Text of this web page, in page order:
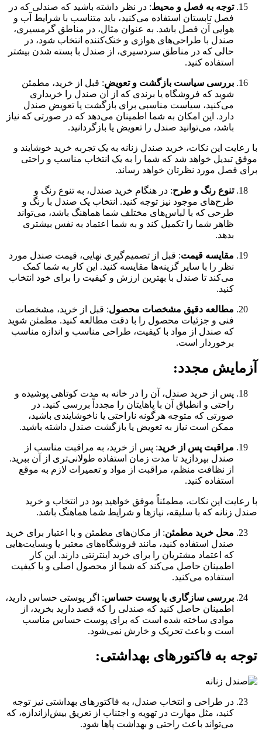
توجه به فصل و محیط: در نظر داشته باشید که صندلی که در
فصل تابستان استفاده می‌کنید، باید متناسب با شرایط آب و
هوایی آن فصل باشد. به عنوان مثال، در مناطق گرمسیری،
صندل با طراحی‌های هوازی و خنک‌کننده انتخاب شود، در
حالی که در مناطق سردسیری، از صندل با بسته شدن بیشتر
استفاده کنید.
بررسی سیاست بازگشت و تعویض: قبل از خرید، مطمئن
شوید که فروشگاه یا برندی که از آن صندل را خریداری
می‌کنید، سیاست مناسبی برای بازگشت یا تعویض صندل
دارد. این امکان به شما اطمینان می‌دهد که در صورتی که نیاز
باشد، می‌توانید صندل را تعویض یا بازگردانید.
با رعایت این نکات، خرید صندل زنانه به یک تجربه خرید خوشایند و
موفق تبدیل خواهد شد که شما را به یک انتخاب مناسب و راحتی
برای فصل مورد نظرتان خواهد رساند.
تنوع رنگ و طرح: در هنگام خرید صندل، به تنوع رنگ و
طرح‌های موجود نیز توجه کنید. انتخاب یک صندل با رنگ و
طرحی که با لباس‌های مختلف شما هماهنگ باشد، می‌تواند
ظاهر شما را تکمیل کند و به شما اعتماد به نفس بیشتری
بدهد.
مقایسه قیمت: قبل از تصمیم‌گیری نهایی، قیمت صندل مورد
نظر را با سایر گزینه‌ها مقایسه کنید. این کار به شما کمک
می‌کند تا صندل با بهترین ارزش و کیفیت را برای خود انتخاب
کنید.
مطالعه دقیق مشخصات محصول: قبل از خرید، مشخصات
فنی و جزئیات محصول را با دقت مطالعه کنید. مطمئن شوید
که صندل از مواد با کیفیت، طراحی مناسب و اندازه مناسب
برخوردار است.
آزمایش مجدد:
پس از خرید صندل، آن را در خانه به مدت کوتاهی پوشیده و
راحتی و انطباق آن با پاهایتان را مجدداً بررسی کنید. در
صورتی که متوجه هرگونه ناراحتی یا ناخوشایندی باشید،
ممکن است نیاز به تعویض یا بازگشت صندل داشته باشید.
مراقبت پس از خرید: پس از خرید، به مراقبت مناسب از
صندل بپردازید تا مدت زمان استفاده طولانی‌تری از آن ببرید.
از نظافت منظم، مراقبت از مواد و تعمیرات لازم به موقع
استفاده کنید.
با رعایت این نکات، مطمئناً موفق خواهید بود در انتخاب و خرید
صندل زنانه که با سلیقه، نیازها و شرایط شما هماهنگ باشد.
محل خرید مطمئن: از مکان‌های مطمئن و با اعتبار برای خرید
صندل استفاده کنید، مانند فروشگاه‌های معتبر یا وبسایت‌هایی
که اعتماد مشتریان را برای خرید اینترنتی دارند. این کار
اطمینان حاصل می‌کند که شما از محصول اصلی و با کیفیت
استفاده می‌کنید.
بررسی سازگاری با پوست حساس: اگر پوستی حساس دارید،
اطمینان حاصل کنید که صندلی را که قصد دارید بخرید، از
موادی ساخته شده است که برای پوست حساس مناسب
است و باعث تحریک و خارش نمی‌شود.
توجه به فاکتورهای بهداشتی:
در طراحی و انتخاب صندل، به فاکتورهای بهداشتی نیز توجه
کنید، مثل مهارت در تهویه و اجتناب از تعریق بیش‌ازاندازه، که
می‌تواند باعث راحتی و بهداشت پاها شود.